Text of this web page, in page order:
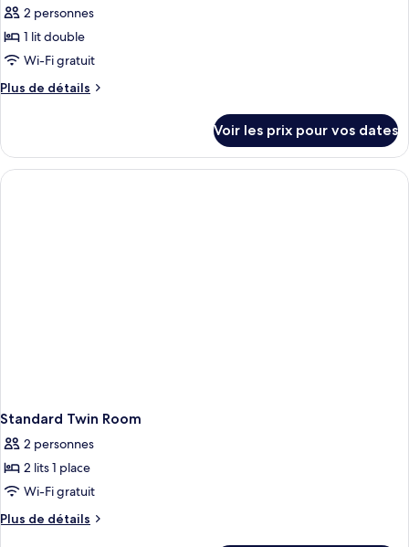
2 personnes
1 lit double
Wi-Fi gratuit
Plus de détails
Plus
le
type
de
Voir les prix pour vos dates
Standard Twin Room
2 personnes
2 lits 1 place
Wi-Fi gratuit
Plus de détails
Plus